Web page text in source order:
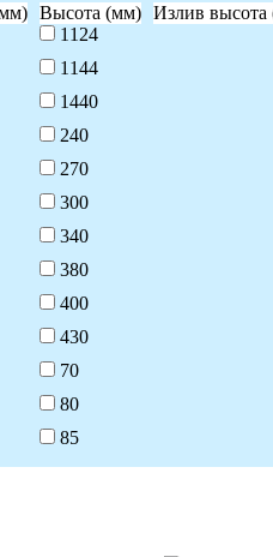
Высота (мм)
1124
1144
1440
240
270
300
340
380
400
430
70
80
85
Излив